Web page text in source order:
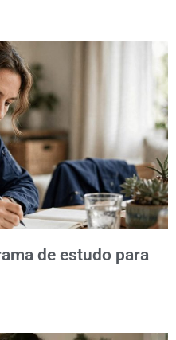
de estudo para